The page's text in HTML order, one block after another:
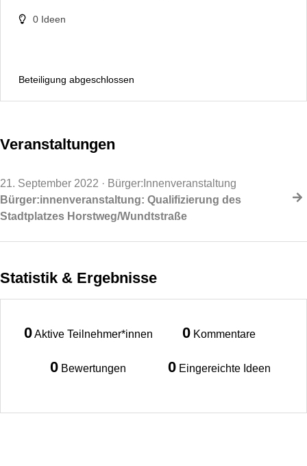
0 Ideen
Beteiligung abgeschlossen
Veranstaltungen
21. September 2022 · Bürger:Innenveranstaltung
Bürger:innenveranstaltung: Qualifizierung des
Stadtplatzes Horstweg/Wundtstraße
Statistik & Ergebnisse
0 Aktive Teilnehmer*innen 0 Kommentare
0 Bewertungen 0 Eingereichte Ideen